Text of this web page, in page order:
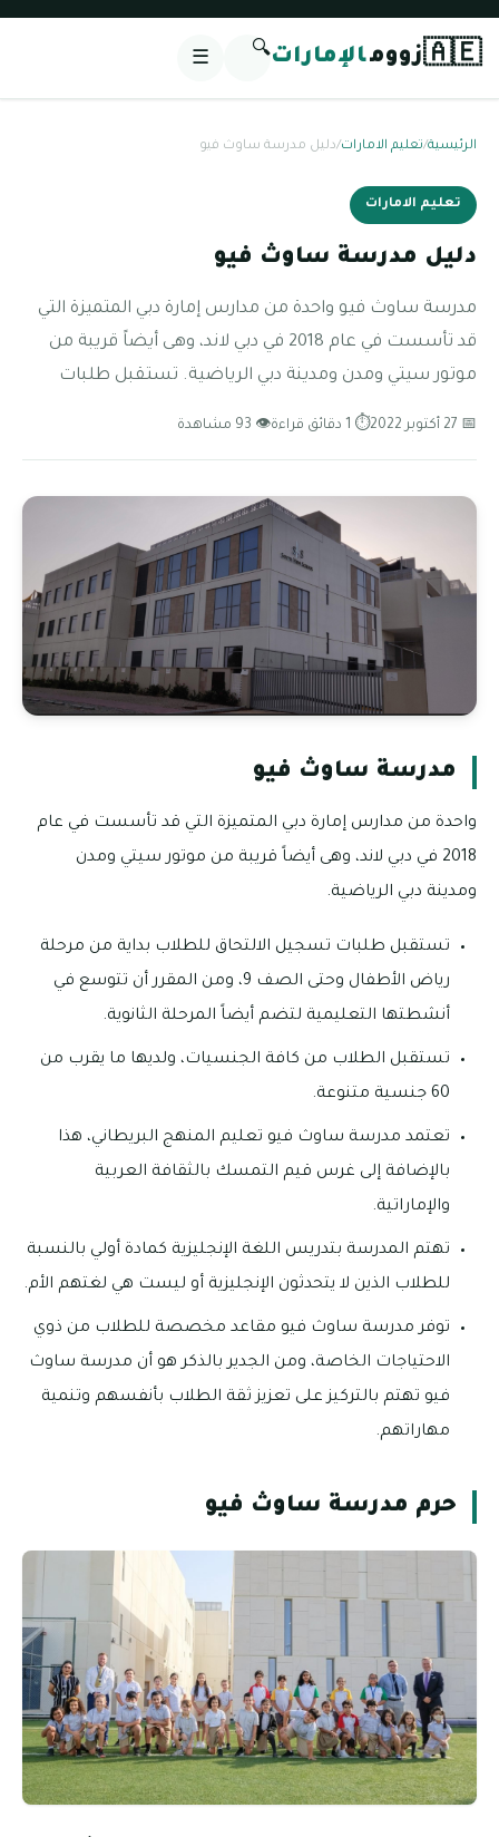
🇦🇪زوومالإمارات🔍
☰
الرئيسية/تعليم الامارات/دليل مدرسة ساوث فيو
تعليم الامارات
دليل مدرسة ساوث فيو
مدرسة ساوث فيو واحدة من مدارس إمارة دبي المتميزة التي
قد تأسست في عام 2018 في دبي لاند، وهى أيضاً قريبة من
موتور سيتي ومدن ومدينة دبي الرياضية. تستقبل طلبات
📅 27 أكتوبر 2022 ⏱ 1 دقائق قراءة 👁 93 مشاهدة
مدرسة ساوث فيو
واحدة من مدارس إمارة دبي المتميزة التي قد تأسست في عام
2018 في دبي لاند، وهى أيضاً قريبة من موتور سيتي ومدن
ومدينة دبي الرياضية.
تستقبل طلبات تسجيل الالتحاق للطلاب بداية من مرحلة
رياض الأطفال وحتى الصف 9، ومن المقرر أن تتوسع في
أنشطتها التعليمية لتضم أيضاً المرحلة الثانوية.
تستقبل الطلاب من كافة الجنسيات، ولديها ما يقرب من
60 جنسية متنوعة.
تعتمد مدرسة ساوث فيو تعليم المنهج البريطاني، هذا
بالإضافة إلى غرس قيم التمسك بالثقافة العربية
والإماراتية.
تهتم المدرسة بتدريس اللغة الإنجليزية كمادة أولي بالنسبة
للطلاب الذين لا يتحدثون الإنجليزية أو ليست هي لغتهم الأم.
توفر مدرسة ساوث فيو مقاعد مخصصة للطلاب من ذوي
الاحتياجات الخاصة، ومن الجدير بالذكر هو أن مدرسة ساوث
فيو تهتم بالتركيز على تعزيز ثقة الطلاب بأنفسهم وتنمية
مهاراتهم.
حرم مدرسة ساوث فيو